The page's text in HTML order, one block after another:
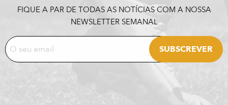
FIQUE A PAR DE TODAS AS NOTÍCIAS COM A NOSSA
NEWSLETTER SEMANAL